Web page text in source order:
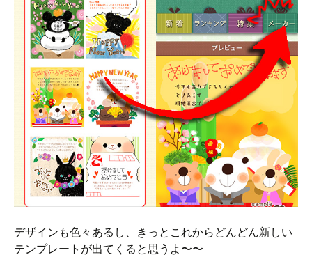
デザインも色々あるし、きっとこれからどんどん新しい
テンプレートが出てくると思うよ〜〜